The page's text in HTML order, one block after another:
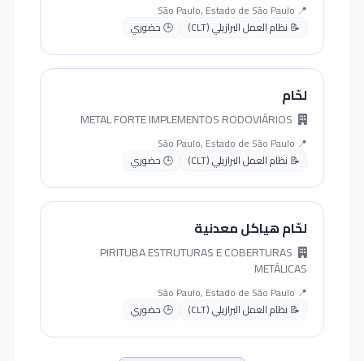
📍 São Paulo, Estado de São Paulo
📝 نظام العمل البرازيلي (CLT)
🕒 حضوري
لحّام
📍 São Paulo, Estado de São Paulo
📝 نظام العمل البرازيلي (CLT)
🕒 حضوري
لحّام هياكل معدنية
PIRITUBA ESTRUTURAS E COBERTURAS
METÁLICAS
📍 São Paulo, Estado de São Paulo
📝 نظام العمل البرازيلي (CLT)
🕒 حضوري